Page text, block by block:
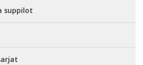
suppilot